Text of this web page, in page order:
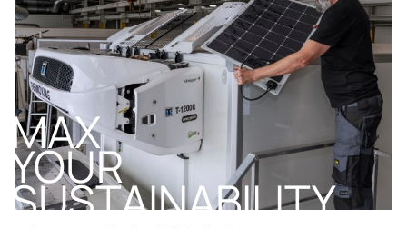
MAX
YOUR
SUSTAINABILITY